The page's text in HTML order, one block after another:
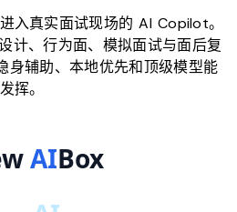
入真实面试现场的 AI Copilot。
计、行为面、模拟面试与面后复
身辅助、本地优先和顶级模型能
挥。